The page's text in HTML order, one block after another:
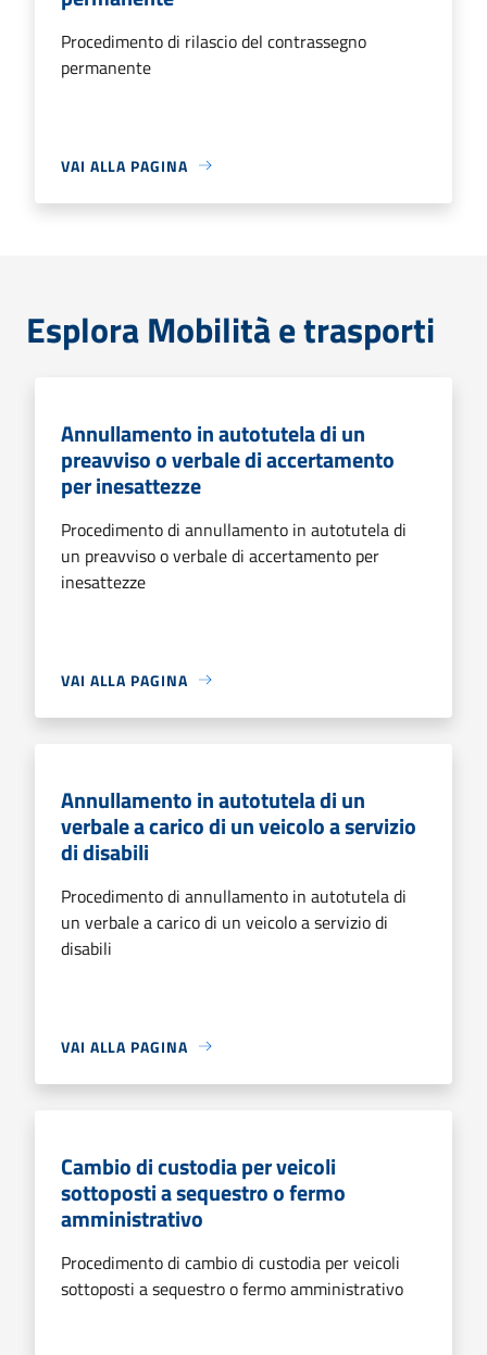
Procedimento di rilascio del contrassegno
permanente
VAI ALLA PAGINA
Esplora Mobilità e trasporti
Annullamento in autotutela di un
preavviso o verbale di accertamento
per inesattezze
Procedimento di annullamento in autotutela di
un preavviso o verbale di accertamento per
inesattezze
VAI ALLA PAGINA
Annullamento in autotutela di un
verbale a carico di un veicolo a servizio
di disabili
Procedimento di annullamento in autotutela di
un verbale a carico di un veicolo a servizio di
disabili
VAI ALLA PAGINA
Cambio di custodia per veicoli
sottoposti a sequestro o fermo
amministrativo
Procedimento di cambio di custodia per veicoli
sottoposti a sequestro o fermo amministrativo